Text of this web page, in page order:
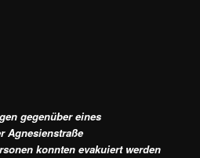
gegenüber eines
Agnesienstraße
konnten evakuiert werden